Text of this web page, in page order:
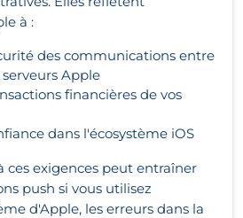
à :
des communications entre
Apple
financières de vos
dans l'écosystème iOS
ces exigences peut entraîner
push si vous utilisez
d'Apple, les erreurs dans la